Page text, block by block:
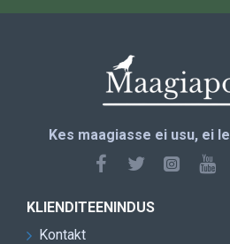
Kes maagiasse ei usu, ei
KLIENDITEENINDUS
Kontakt